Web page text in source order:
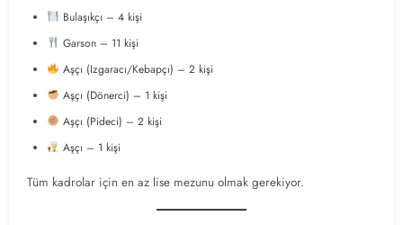
Bulaşıkçı – 4 kişi
Garson – 11 kişi
Aşçı (Izgaracı/Kebapçı) – 2 kişi
Aşçı (Dönerci) – 1 kişi
Aşçı (Pideci) – 2 kişi
Aşçı – 1 kişi
Tüm kadrolar için en az lise mezunu olmak gerekiyor.